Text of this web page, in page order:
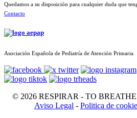
Quedamos a su disposición para cualquier duda que
Contacto
Asociación Española de Pediatría de Atención Primaria
© 2026 RESPIRAR - TO
Aviso Legal - Politica de